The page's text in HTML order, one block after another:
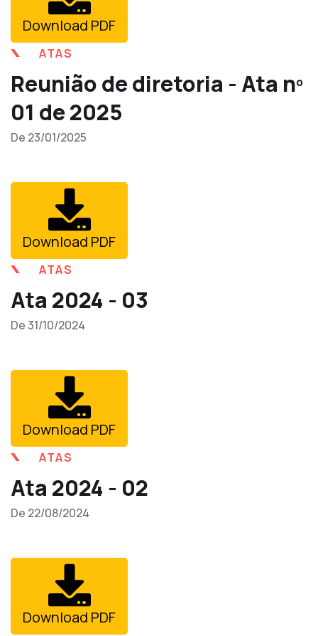
Download PDF
ATAS
Reunião de diretoria - Ata nº
01 de 2025
De 23/01/2025
Download PDF
ATAS
Ata 2024 - 03
De 31/10/2024
Download PDF
ATAS
Ata 2024 - 02
De 22/08/2024
Download PDF